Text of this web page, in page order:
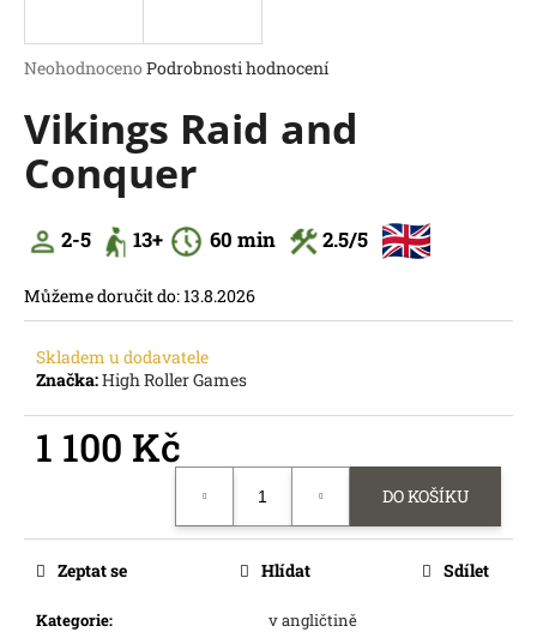
Průměrné
produktu
je
0,0
z
hvězdiček.
Neohodnoceno Podrobnosti hodnocení
Vikings Raid and
Conquer
2-5 13+ 60 min 2.5/5
Můžeme doručit do:13.8.2026
Skladem u dodavatele
Značka:High Roller Games
1 100 Kč
DO KOŠÍKU
Kategorie:
v angličtině
Zeptat se Hlídat Sdílet
j
t
?
D
o
p
o
r
u
m
e